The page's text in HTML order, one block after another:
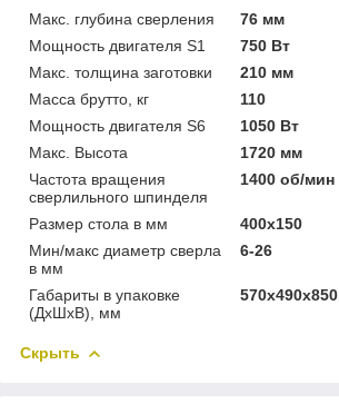
Макс. глубина сверления
76 мм
Мощность двигателя S1
750 Вт
Макс. толщина заготовки
210 мм
Масса брутто, кг
110
Мощность двигателя S6
1050 Вт
Макс. Высота
1720 мм
Частота вращения
сверлильного шпинделя
1400 об/мин
Размер стола в мм
400x150
Мин/макс диаметр сверла
в мм
6-26
Габариты в упаковке
(ДхШхВ), мм
570х490х850
Скрыть